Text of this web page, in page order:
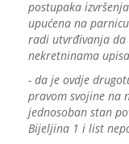
postupaka
upućena na
radi utvrđivanja da
nekretninama
- da je ovdje
pravom svojine na
jednosoban stan
Bijeljina 1 i list